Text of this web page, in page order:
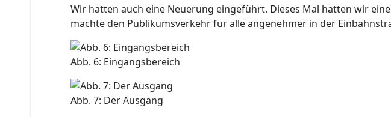
Wir hatten auch eine Neuerung eingeführt. Dieses Mal hatten wir
machte den Publikumsverkehr für alle angenehmer in der
Abb. 6: Eingangsbereich
Abb. 7: Der Ausgang